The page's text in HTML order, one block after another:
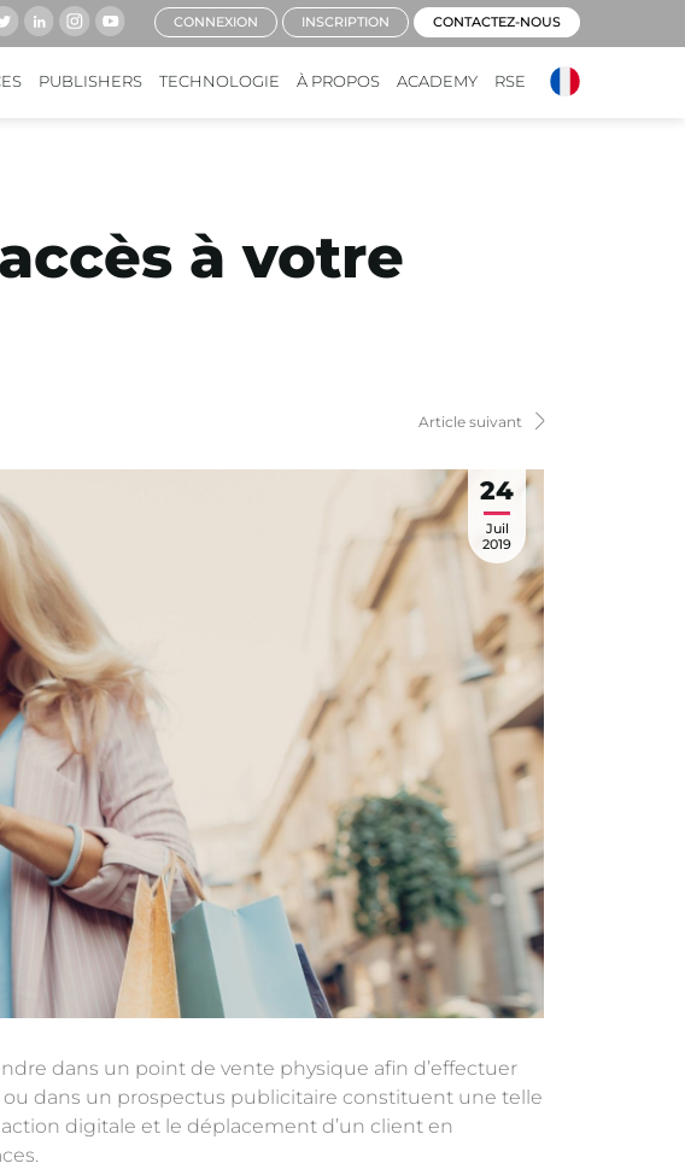
PUBLISHERS TECHNOLOGIE À PROPOS ACADEMY RSE
CONNEXION INSCRIPTION CONTACTEZ-NOUS
à votre
Article suivant
24
Juil
2019
dans un point de vente physique afin d’effectuer
dans un prospectus publicitaire constituent une telle
digitale et le déplacement d’un client en